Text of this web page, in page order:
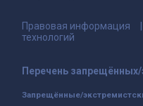
Правовая информация
технологий
Перечень запрещённых/
Запрещённые/